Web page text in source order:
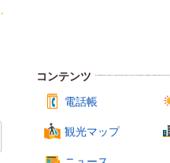
コンテンツ
電話帳
観光マップ